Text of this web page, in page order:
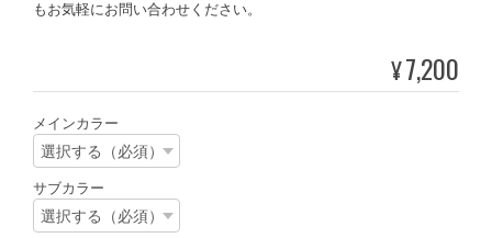
もお気軽にお問い合わせください。
¥7,200
メインカラー
サブカラー